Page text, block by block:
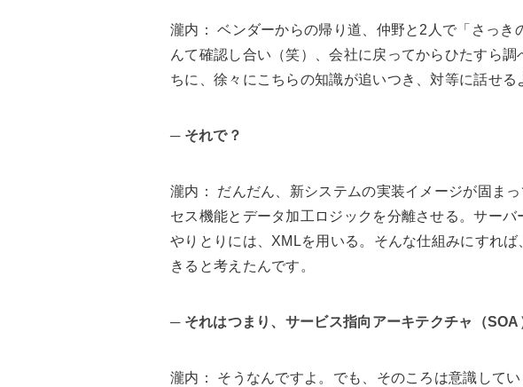
瀧内 ： ベンダーからの帰り道、仲野と2人で「さっ
んて確認し合い（笑）、会社に戻ってからひたすら調
ちに、徐々にこちらの知識が追いつき、対等に話せる
─ それで？
瀧内 ： だんだん、新システムの実装イメージが固ま
セス機能とデータ加工ロジックを分離させる。サー
やりとりには、XMLを用いる。そんな仕組みにすれ
きると考えたんです。
─ それはつまり、サービス指向アーキテクチャ（SOA
瀧内 ： そうなんですよ。でも、そのころは意識して